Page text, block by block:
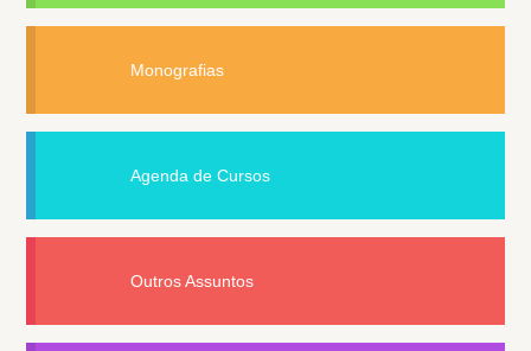
Monografias
Agenda de Cursos
Outros Assuntos